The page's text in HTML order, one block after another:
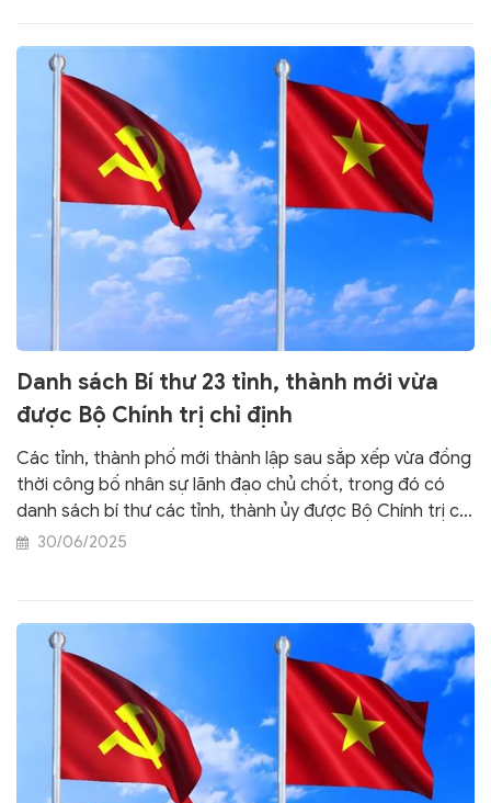
đồng chí Tổng Bí thư.
Danh sách Bí thư 23 tỉnh, thành mới vừa
được Bộ Chính trị chỉ định
Các tỉnh, thành phố mới thành lập sau sắp xếp vừa đồng
thời công bố nhân sự lãnh đạo chủ chốt, trong đó có
danh sách bí thư các tỉnh, thành ủy được Bộ Chính trị chỉ
định.30/06/2025